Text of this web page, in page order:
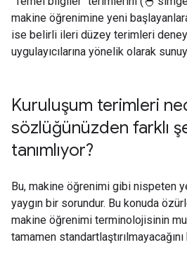
makine öğrenimine yeni
ise belirli ileri düzey terimleri
uygulayıcılarına yönelik olarak
Kuruluşum terimleri
sözlüğünüzden farklı
tanımlıyor?
Bu, makine öğrenimi gibi nispeten
yaygın bir sorundur. Bu konuda
makine öğrenimi terminolojisinin
tamamen